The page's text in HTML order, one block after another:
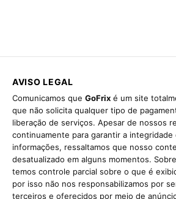
AVISO LEGAL
Comunicamos que GoFrix é um site
que não solicita qualquer tipo de
liberação de serviços. Apesar de nossos
continuamente para garantir a integridade
informações, ressaltamos que nosso
desatualizado em alguns momentos.
temos controle parcial sobre o que é
por isso não nos responsabilizamos por
terceiros e oferecidos por meio de